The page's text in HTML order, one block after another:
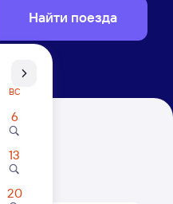
Найти поезда
ВС
6
13
20